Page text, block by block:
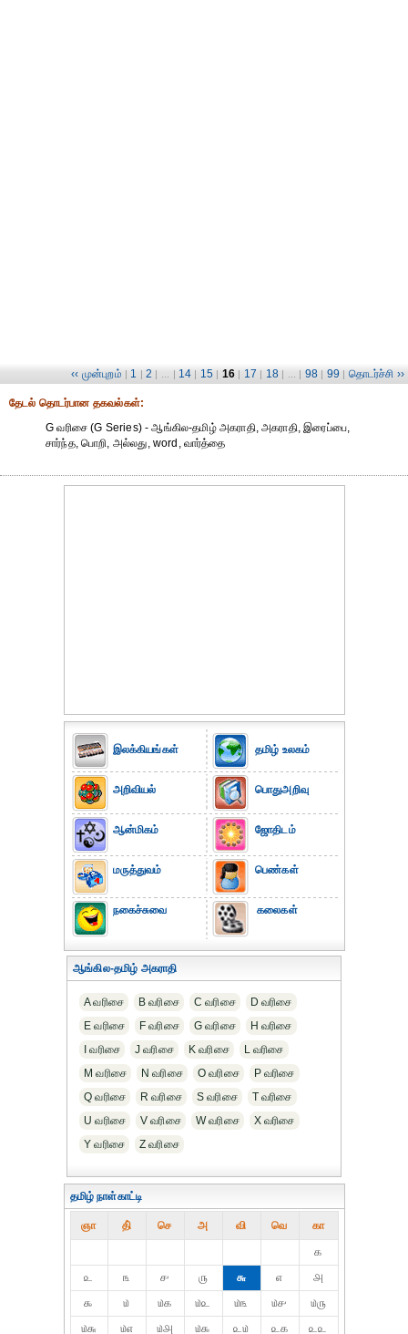
‹‹ முன்புறம் | 1 | 2 | ... | 14 | 15 | 16 | 17 | 18 | ... | 98 | 99 | தொடர்ச்சி ››
தேட‌ல் தொட‌ர்பான தகவ‌ல்க‌ள்:
G வரிசை (G Series) - ஆங்கில-தமிழ் அகராதி, அகராதி, இரைப்பை,
சார்ந்த, பொறி, அல்லது, word, வார்த்தை
இலக்கியங்கள்
அறிவியல்
ஆன்மிகம்
மருத்துவம்
நகைச்சுவை
தமிழ் உலகம்
பொதுஅறிவு
ஜோதிடம்
பெண்கள்
கலைகள்
ஆங்கில-தமிழ் அகராதி
A வரிசை B வரிசை C வரிசை
D வரிசை
E வரிசை
F வரிசை G வரிசை
H வரிசை
I வரிசை
J வரிசை K வரிசை
L வரிசை
M வரிசை
N வரிசை O வரிசை
P வரிசை
Q வரிசை
R வரிசை S வரிசை
T வரிசை
U வரிசை
V வரிசை W வரிசை
X வரிசை
Y வரிசை
Z வரிசை
தமிழ் நாள்காட்டி
ஞா தி் செ அ வி வெ கா
௧
௨
௩ ௪ ௫ ௬ ௭
௮
௯
௰ ௰௧ ௰௨ ௰௩ ௰௪
௰௫
௰௬
௰௭ ௰௮ ௰௯ ௨௰ ௨௧ ௨௨